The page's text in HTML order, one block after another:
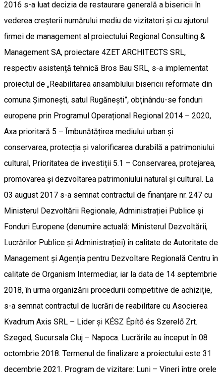
2016 s-a luat decizia de restaurare generală a bisericii în
vederea creșterii numărului mediu de vizitatori și cu ajutorul
firmei de management al proiectului Regional Consulting &
Management SA, proiectare 4ZET ARCHITECTS SRL,
respectiv asistență tehnică Bros Bau SRL, s-a implementat
proiectul de „Reabilitarea ansamblului bisericii reformate din
comuna Șimonești, satul Rugănești”, obținându-se fonduri
europene prin Programul Operațional Regional 2014 – 2020,
Axa prioritară 5 – Îmbunătățirea mediului urban și
conservarea, protecția și valorificarea durabilă a patrimoniului
cultural, Prioritatea de investiții 5.1 – Conservarea, protejarea,
promovarea și dezvoltarea patrimoniului natural și cultural. La
03 august 2017 s-a semnat contractul de finanțare nr. 247 cu
Ministerul Dezvoltării Regionale, Administrației Publice și
Fonduri Europene (denumire actuală: Ministerul Dezvoltării,
Lucrărilor Publice și Administrației) în calitate de Autoritate de
Management și Agenția pentru Dezvoltare Regională Centru în
calitate de Organism Intermediar, iar la data de 14 septembrie
2018, în urma organizării procedurii competitive de achiziție,
s-a semnat contractul de lucrări de reabilitare cu Asocierea
Kvadrum Axis SRL – Lider și KÉSZ Építő és Szerelő Zrt.
Szeged, Sucursala Cluj – Napoca. Lucrările au început în 08
octombrie 2018. Termenul de finalizare a proiectului este 31
decembrie 2021. Program de vizitare: Luni – Vineri între orele